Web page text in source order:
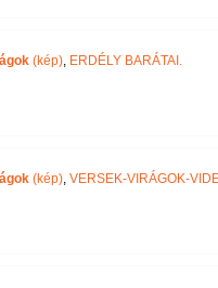
(kép), ERDÉLY BARÁTAI.
(kép), VERSEK-VIRÁGOK-